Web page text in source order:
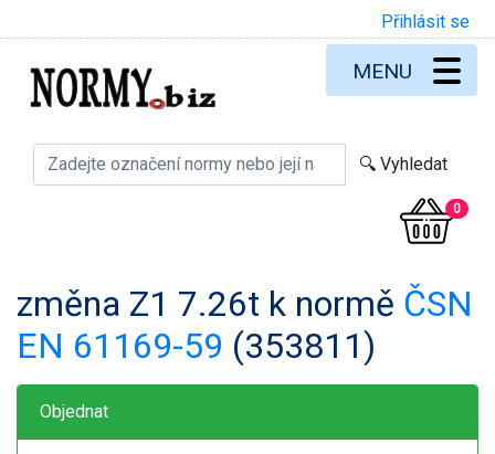
Přihlásit se
0
MENU
změna Z1 7.26t k normě ČSN
EN 61169-59 (353811)
Objednat